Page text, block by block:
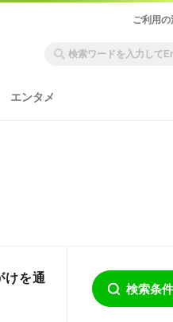
ご利用の
エンタメ
けを通
検索条